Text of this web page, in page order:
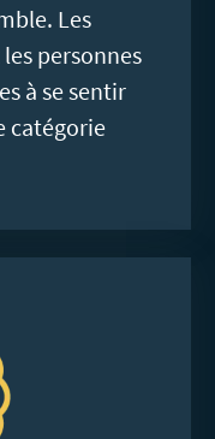
Les
personnes
à se sentir
catégorie